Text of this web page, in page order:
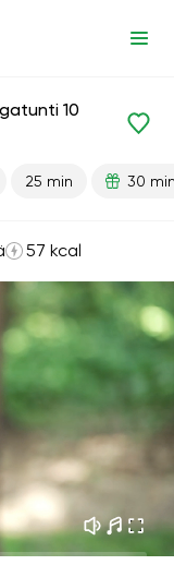
10
25 min 30
57 kcal